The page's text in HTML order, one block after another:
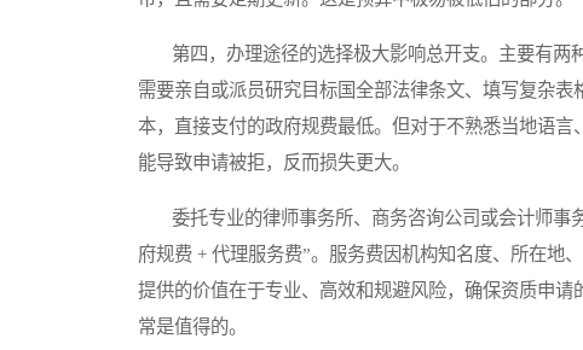
第四，办理途径的选择极大影响总开支。主要有两
需要亲自或派员研究目标国全部法律条文、填写复杂
本，直接支付的政府规费最低。但对于不熟悉当地语
能导致申请被拒，反而损失更大。
委托专业的律师事务所、商务咨询公司或会计师事
府规费 + 代理服务费”。服务费因机构知名度、所在地
提供的价值在于专业、高效和规避风险，确保资质申
常是值得的。